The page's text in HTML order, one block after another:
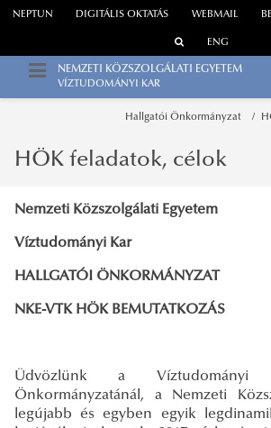
WEBMAIL
NEPTUN DIGITÁLIS OKTATÁS
ENG
NEMZETI KÖZSZOLGÁLATI EGYETEM
VÍZTUDOMÁNYI KAR
Hallgatói Önkormányzat
HÖK feladatok, célok
Nemzeti Közszolgálati Egyetem
Víztudományi Kar
HALLGATÓI ÖNKORMÁNYZAT
NKE-VTK HÖK BEMUTATKOZÁS
Üdvözlünk a Víztudományi
Önkormányzatánál, a Nemzeti
legújabb és egyben egyik